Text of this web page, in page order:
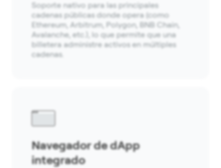
Soporte nativo para las principales
cadenas públicas donde opera (como
Ethereum, Arbitrum, Polygon, BNB Chain,
Avalanche, etc.), lo que permite que una
billetera administre activos en múltiples
cadenas.
Navegador de dApp
integrado